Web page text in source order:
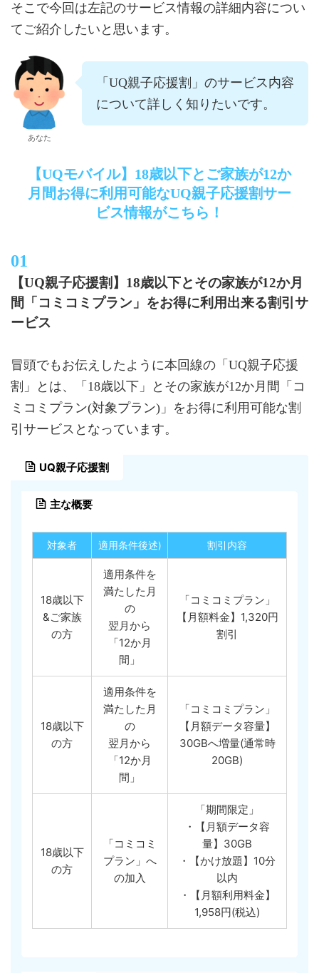
そこで今回は左記のサービス情報の詳細内容につい
てご紹介したいと思います。
あなた
「UQ親子応援割」のサービス内容
について詳しく知りたいです。
【UQモバイル】18歳以下とご家族が12か
月間お得に利用可能なUQ親子応援割サー
ビス情報がこちら！
【UQ親子応援割】18歳以下とその家族が12か月
間「コミコミプラン」をお得に利用出来る割引サ
ービス
冒頭でもお伝えしたように本回線の「UQ親子応援
割」とは、「18歳以下」とその家族が12か月間「コ
ミコミプラン(対象プラン)」をお得に利用可能な割
引サービスとなっています。
UQ親子応援割
主な概要
対象者 適用条件後述) 割引内容
18歳以下
&ご家族
の方
適用条件を
満たした月
の
翌月から
「12か月
間」
「コミコミプラン」
【月額料金】1,320円
割引
18歳以下
の方
適用条件を
満たした月
の
翌月から
「12か月
間」
「コミコミプラン」
【月額データ容量】
30GBへ増量(通常時
20GB)
18歳以下
の方
「コミコミ
プラン」へ
の加入
「期間限定」
・【月額データ容
量】30GB
・【かけ放題】10分
以内
・【月額利用料金】
1,958円(税込)